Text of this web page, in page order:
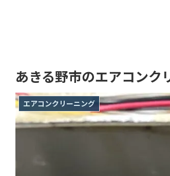
あきる野市のエアコンク
エアコンクリーニング